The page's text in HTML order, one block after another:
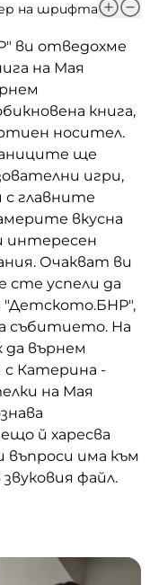
на шрифта
ви отведохме
на Мая
книга,
носител.
ще
игри,
главните
вкусна
интересен
Очакват ви
сте успели да
"Детското.БНР",
събитието. На
да върнем
с Катерина -
на Мая
й харесва
въпроси има към
файл.